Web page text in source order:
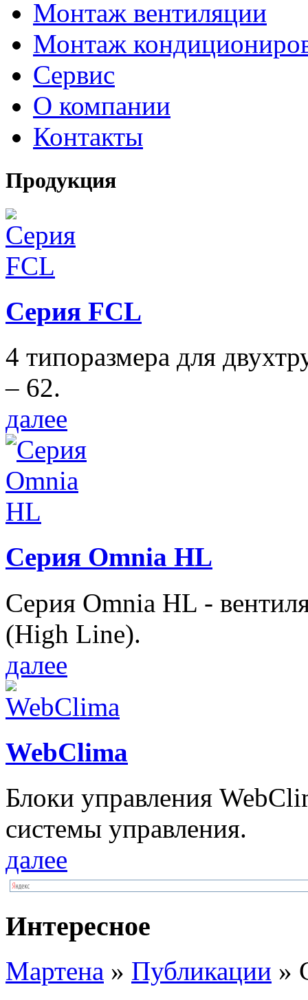
Монтаж вентиляции
Монтаж
Сервис
О компании
Контакты
Продукция
Серия FCL
4 типоразмера для
– 62.
далее
Серия Omnia HL
Серия Omnia HL -
(High Line).
далее
WebClima
Блоки упрaвлeния
системы управления.
далее
Интересное
Мартена » Публикации »